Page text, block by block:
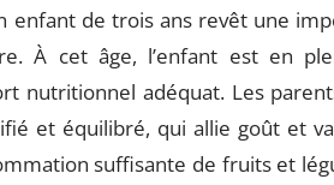
enfant de trois ans revêt une
À cet âge, l’enfant est en
nutritionnel adéquat. Les
et équilibré, qui allie goût et
suffisante de fruits et